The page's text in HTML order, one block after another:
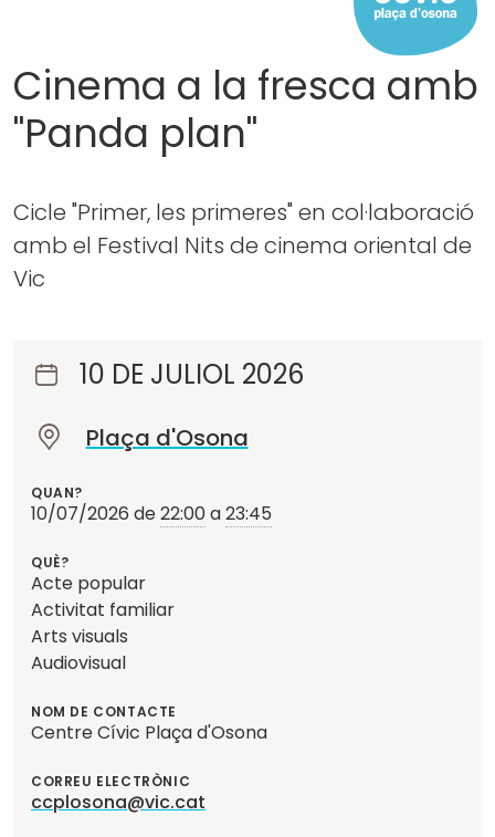
Cinema a la fresca amb
"Panda plan"
Cicle "Primer, les primeres" en col·laboració
amb el Festival Nits de cinema oriental de
Vic
10 DE JULIOL 2026
O
?
Plaça d'Osona
QUAN?
10/07/2026 de22:00a23:45
QUÈ?
Acte popular
Activitat familiar
Arts visuals
Audiovisual
NOM DE CONTACTE
Centre Cívic Plaça d'Osona
CORREU ELECTRÒNIC
ccplosona@vic.cat